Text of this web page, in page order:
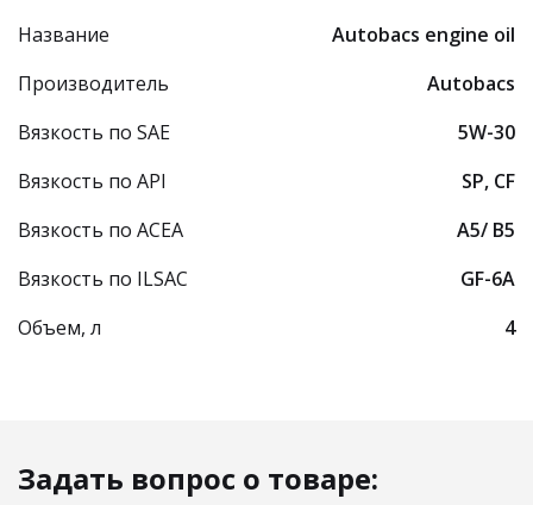
Название
Autobacs engine oil
Производитель
Autobacs
Вязкость по SAE
5W-30
Вязкость по API
SP, CF
Вязкость по ACEA
A5/ B5
Вязкость по ILSAC
GF-6A
Объем, л
4
Задать вопрос о товаре: